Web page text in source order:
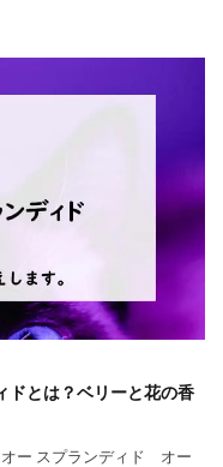
ドとは？ベリーと花の香
ー スプランディド オー